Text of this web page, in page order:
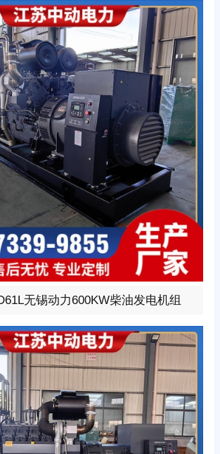
机配套昇丰全铜无刷发电机，全铜发电
自启动自保护液晶控制器。
机组，选用无锡动力型号:WD287TAD61
机配套昇丰全铜无刷发电机，全铜发电
自启动自保护液晶控制器。
无锡动力600KW柴油发电机组